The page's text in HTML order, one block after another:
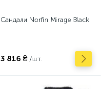
Сандали Norfin Mirage Black
3 816 ₴ /шт.